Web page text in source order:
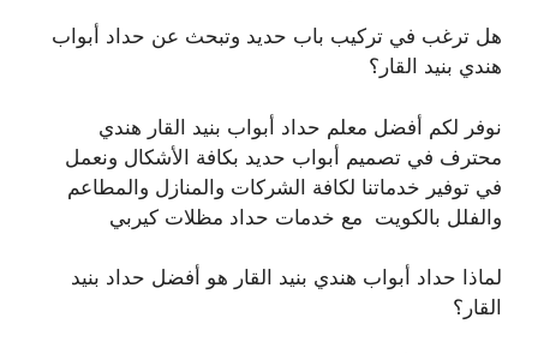
هل ترغب في تركيب باب حديد وتبحث عن حداد أبواب
هندي بنيد القار؟
نوفر لكم أفضل معلم حداد أبواب بنيد القار هندي
محترف في تصميم أبواب حديد بكافة الأشكال ونعمل
في توفير خدماتنا لكافة الشركات والمنازل والمطاعم
والفلل بالكويت مع خدمات حداد مظلات كيربي
لماذا حداد أبواب هندي بنيد القار هو أفضل حداد بنيد
القار؟